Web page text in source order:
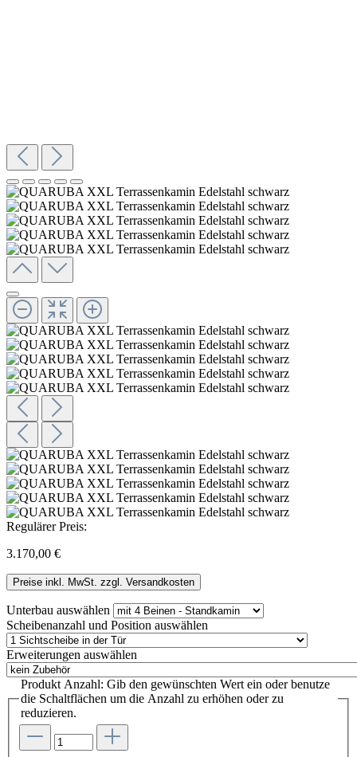
Regulärer Preis:
3.170,00 €
Preise inkl. MwSt. zzgl. Versandkosten
Unterbau auswählen
Scheibenanzahl und Position auswählen
Erweiterungen auswählen
Produkt Anzahl: Gib den gewünschten Wert ein oder benutze
die Schaltflächen um die Anzahl zu erhöhen oder zu
reduzieren.